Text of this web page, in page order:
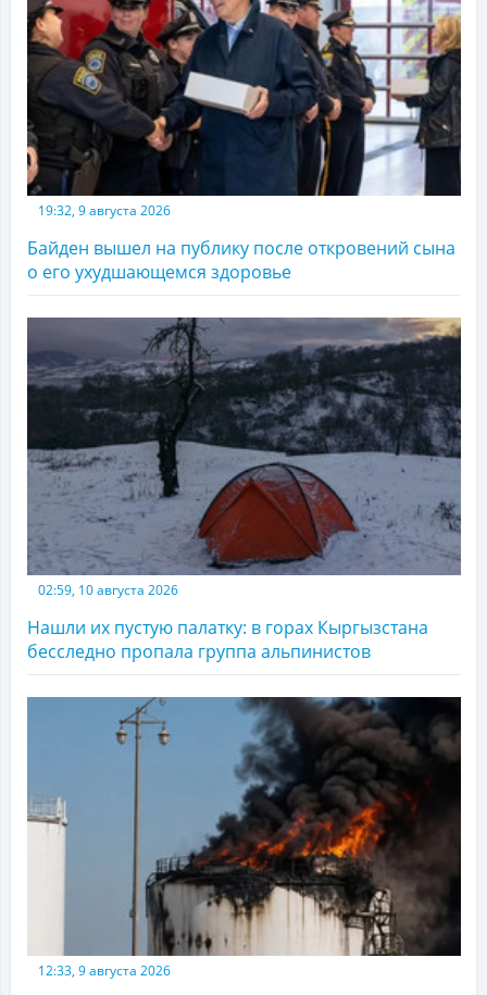
19:32, 9 августа 2026
Байден вышел на публику после откровений сына
о его ухудшающемся здоровье
02:59, 10 августа 2026
Нашли их пустую палатку: в горах Кыргызстана
бесследно пропала группа альпинистов
12:33, 9 августа 2026